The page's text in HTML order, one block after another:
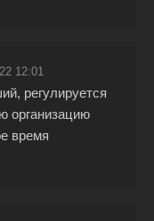
12:01
регулируется
организацию
время